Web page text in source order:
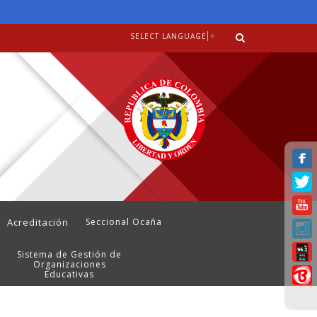
SELECT LANGUAGE ▼
Acreditación Seccional Ocaña
Sistema de Gestión de
Organizaciones
Educativas